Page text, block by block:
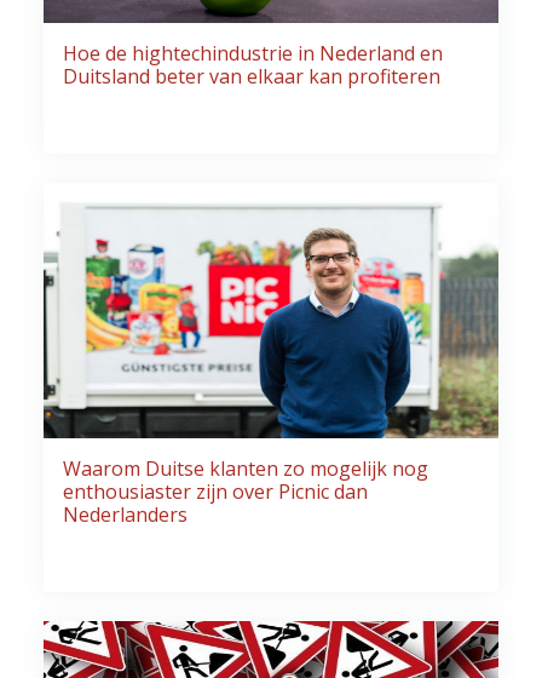
Hoe de hightechindustrie in Nederland en
Duitsland beter van elkaar kan profiteren
Waarom Duitse klanten zo mogelijk nog
enthousiaster zijn over Picnic dan
Nederlanders